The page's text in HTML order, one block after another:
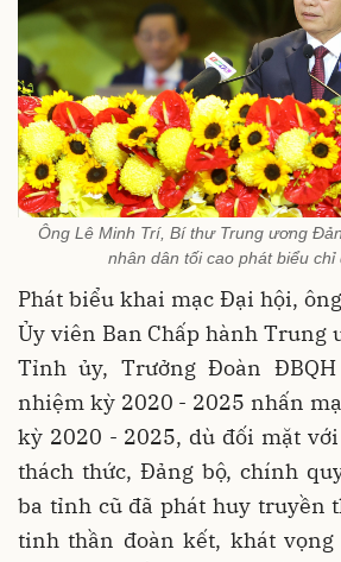
Ông Lê Minh Trí, Bí thư Trung ương
nhân dân tối cao phát biểu
Phát biểu khai mạc Đại hội,
Ủy viên Ban Chấp hành Trung
Tỉnh ủy, Trưởng Đoàn
nhiệm kỳ 2020 - 2025 nhấn
kỳ 2020 - 2025, dù đối mặt
thách thức, Đảng bộ, chính
ba tỉnh cũ đã phát huy truyền
tinh thần đoàn kết, khát